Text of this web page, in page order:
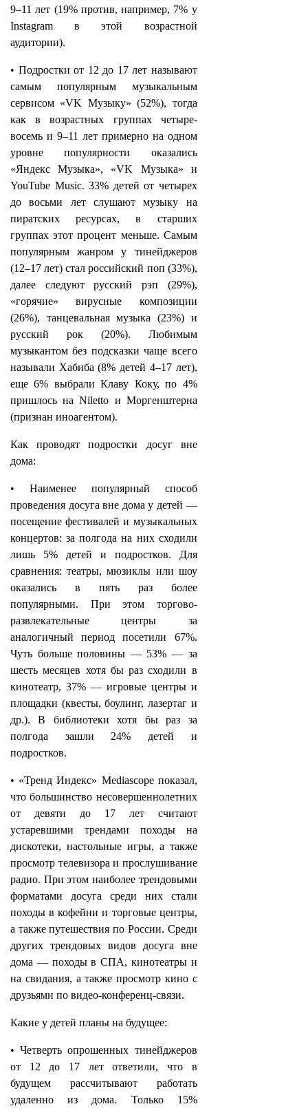
9–11 лет (19% против, например, 7% у
Instagram в этой возрастной
аудитории).
• Подростки от 12 до 17 лет называют
самым популярным музыкальным
сервисом «VK Музыку» (52%), тогда
как в возрастных группах четыре-
восемь и 9–11 лет примерно на одном
уровне популярности оказались
«Яндекс Музыка», «VK Музыка» и
YouTube Music. 33% детей от четырех
до восьми лет слушают музыку на
пиратских ресурсах, в старших
группах этот процент меньше. Самым
популярным жанром у тинейджеров
(12–17 лет) стал российский поп (33%),
далее следуют русский рэп (29%),
«горячие» вирусные композиции
(26%), танцевальная музыка (23%) и
русский рок (20%). Любимым
музыкантом без подсказки чаще всего
называли Хабиба (8% детей 4–17 лет),
еще 6% выбрали Клаву Коку, по 4%
пришлось на Niletto и Моргенштерна
(признан иноагентом).
Как проводят подростки досуг вне
дома:
• Наименее популярный способ
проведения досуга вне дома у детей —
посещение фестивалей и музыкальных
концертов: за полгода на них сходили
лишь 5% детей и подростков. Для
сравнения: театры, мюзиклы или шоу
оказались в пять раз более
популярными. При этом торгово-
развлекательные центры за
аналогичный период посетили 67%.
Чуть больше половины — 53% — за
шесть месяцев хотя бы раз сходили в
кинотеатр, 37% — игровые центры и
площадки (квесты, боулинг, лазертаг и
др.). В библиотеки хотя бы раз за
полгода зашли 24% детей и
подростков.
• «Тренд Индекс» Mediascope показал,
что большинство несовершеннолетних
от девяти до 17 лет считают
устаревшими трендами походы на
дискотеки, настольные игры, а также
просмотр телевизора и прослушивание
радио. При этом наиболее трендовыми
форматами досуга среди них стали
походы в кофейни и торговые центры,
а также путешествия по России. Среди
других трендовых видов досуга вне
дома — походы в СПА, кинотеатры и
на свидания, а также просмотр кино с
друзьями по видео-конференц-связи.
Какие у детей планы на будущее:
• Четверть опрошенных тинейджеров
от 12 до 17 лет ответили, что в
будущем рассчитывают работать
удаленно из дома. Только 15%